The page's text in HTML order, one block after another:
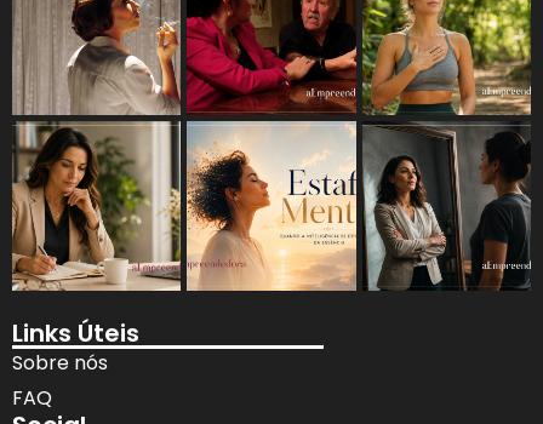
Links Úteis
Sobre nós
FAQ